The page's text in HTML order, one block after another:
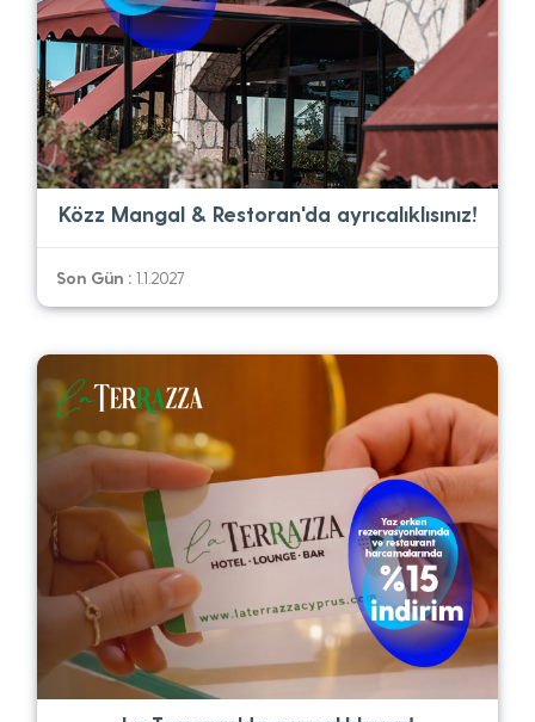
Közz Mangal & Restoran'da ayrıcalıklısınız!
Son Gün : 1.1.2027